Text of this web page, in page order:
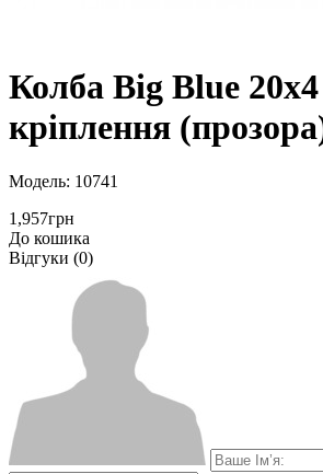
Колба Вig Вlue
кріплення
Модель: 10741
1,957грн
До кошика
Відгуки (0)